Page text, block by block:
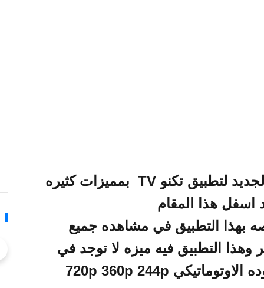
اطلقت قناه تكنو دي زد التحديث الجديد لتطبيق تكنو TV بمميزات كثيره
اسفل هذا المقام
بهذا التطبيق في مشاهده جميع
وهذا التطبيق فيه ميزه لا توجد في
التطبيقات الاخرى وهي معدل الجوده الاوتوماتيكي 720p 360p 244p